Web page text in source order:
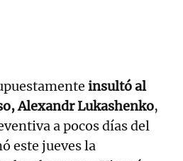
insultó al
Alexandr Lukashenko,
a pocos días del
este jueves la